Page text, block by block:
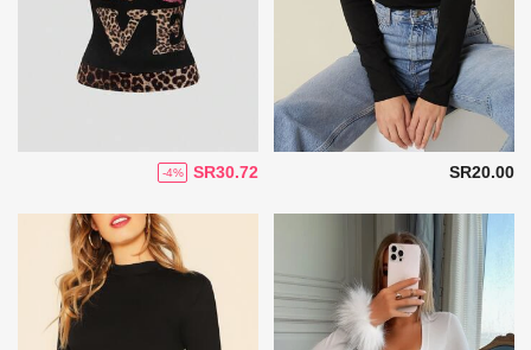
SR20.00
SR30.72
-4%